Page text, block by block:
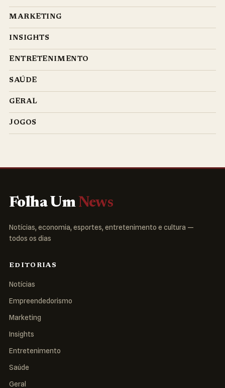
MARKETING
INSIGHTS
ENTRETENIMENTO
SAÚDE
GERAL
JOGOS
Folha Um News
Notícias, economia, esportes, entretenimento e cultura —
todos os dias
EDITORIAS
Notícias
Empreendedorismo
Marketing
Insights
Entretenimento
Saúde
Geral